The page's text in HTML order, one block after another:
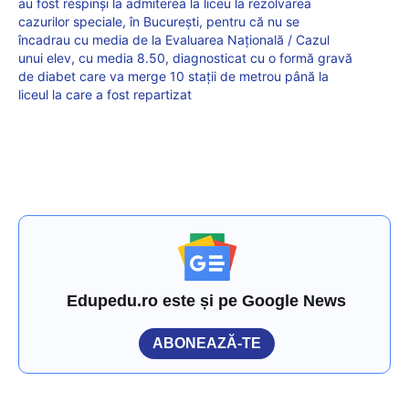
au fost respinși la admiterea la liceu la rezolvarea
cazurilor speciale, în București, pentru că nu se
încadrau cu media de la Evaluarea Națională / Cazul
unui elev, cu media 8.50, diagnosticat cu o formă gravă
de diabet care va merge 10 stații de metrou până la
liceul la care a fost repartizat
Edupedu.ro este și pe Google News
ABONEAZĂ-TE